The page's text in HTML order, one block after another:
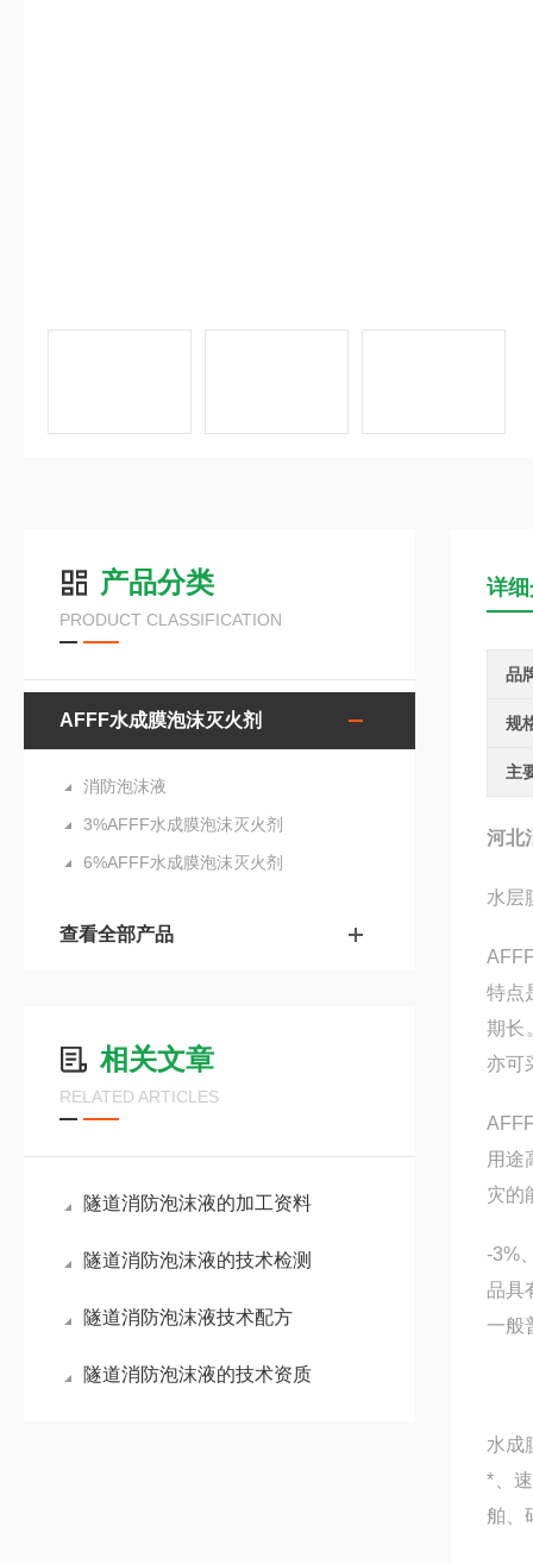
产品分类
PRODUCT CLASSIFICATION
AFFF水成膜泡沫灭火剂
消防泡沫液
3%AFFF水成膜泡沫灭火剂
6%AFFF水成膜泡沫灭火剂
查看全部产品
相关文章
RELATED ARTICLES
隧道消防泡沫液的加工资料
隧道消防泡沫液的技术检测
隧道消防泡沫液技术配方
隧道消防泡沫液的技术资质
详
品
规
主
河北
水层
特点
期长
亦可
用途
灾的
-3%
品具
一般
水成
*、
舶、